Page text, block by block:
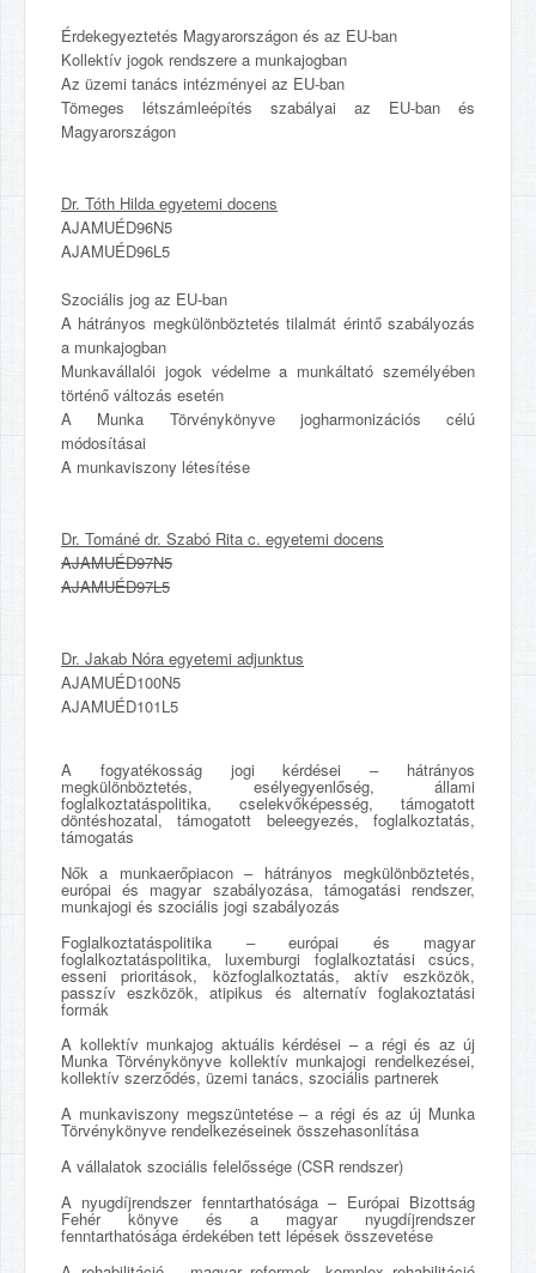
Érdekegyeztetés Magyarországon és az EU-ban
Kollektív jogok rendszere a munkajogban
Az üzemi tanács intézményei az EU-ban
Tömeges létszámleépítés szabályai az EU-ban és
Magyarországon
Dr. Tóth Hilda egyetemi docens
AJAMUÉD96N5
AJAMUÉD96L5
Szociális jog az EU-ban
A hátrányos megkülönböztetés tilalmát érintő szabályozás
a munkajogban
Munkavállalói jogok védelme a munkáltató személyében
történő változás esetén
A Munka Törvénykönyve jogharmonizációs célú
módosításai
A munkaviszony létesítése
Dr. Tománé dr. Szabó Rita c. egyetemi docens
AJAMUÉD97N5
AJAMUÉD97L5
Dr. Jakab Nóra egyetemi adjunktus
AJAMUÉD100N5
AJAMUÉD101L5
A fogyatékosság jogi kérdései – hátrányos
megkülönböztetés, esélyegyenlőség, állami
foglalkoztatáspolitika, cselekvőképesség, támogatott
döntéshozatal, támogatott beleegyezés, foglalkoztatás,
támogatás
Nők a munkaerőpiacon – hátrányos megkülönböztetés,
európai és magyar szabályozása, támogatási rendszer,
munkajogi és szociális jogi szabályozás
Foglalkoztatáspolitika – európai és magyar
foglalkoztatáspolitika, luxemburgi foglalkoztatási csúcs,
esseni prioritások, közfoglalkoztatás, aktív eszközök,
passzív eszközök, atipikus és alternatív foglakoztatási
formák
A kollektív munkajog aktuális kérdései – a régi és az új
Munka Törvénykönyve kollektív munkajogi rendelkezései,
kollektív szerződés, üzemi tanács, szociális partnerek
A munkaviszony megszüntetése – a régi és az új Munka
Törvénykönyve rendelkezéseinek összehasonlítása
A vállalatok szociális felelőssége (CSR rendszer)
A nyugdíjrendszer fenntarthatósága – Európai Bizottság
Fehér könyve és a magyar nyugdíjrendszer
fenntarthatósága érdekében tett lépések összevetése